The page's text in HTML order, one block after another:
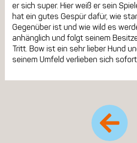
er sich super. Hier weiß er sein
hat ein gutes Gespür dafür, wie
Gegenüber ist und wie wild es
anhänglich und folgt seinem
Tritt. Bow ist ein sehr lieber Hund
seinem Umfeld verlieben sich